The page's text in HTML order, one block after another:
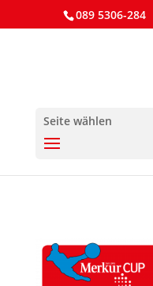
089 5306-284
Seite wählen